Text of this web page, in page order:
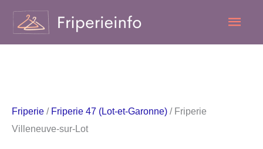
contenu
Friperie / Friperie 47 (Lot-et-Garonne) / Friperie
Villeneuve-sur-Lot